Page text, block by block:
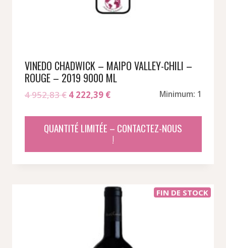
VINEDO CHADWICK – MAIPO VALLEY-CHILI –
ROUGE – 2019 9000 ML
4 952,83€ Le
initial
était :
952,83 €.
4 222,39 €Le
est :
222,39 €.
Minimum: 1
QUANTITÉ LIMITÉE – CONTACTEZ-NOUS
!
FIN DE STOCK